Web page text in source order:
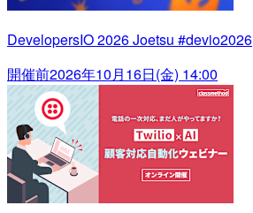
DevelopersIO 2026 Joetsu #devio2026
開催前2026年10月16日(金) 14:00